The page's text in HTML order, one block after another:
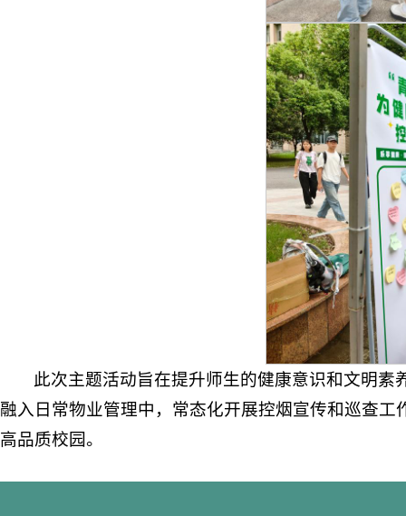
此次主题活动旨在提升师生的健康意识和文明
融入日常物业管理中，常态化开展控烟宣传和巡查
高品质校园。